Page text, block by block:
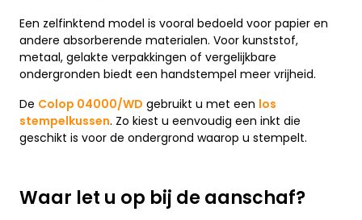
Een zelfinktend model is vooral bedoeld voor papier en
andere absorberende materialen. Voor kunststof,
metaal, gelakte verpakkingen of vergelijkbare
ondergronden biedt een handstempel meer vrijheid.
De Colop 04000/WD gebruikt u met een los
stempelkussen. Zo kiest u eenvoudig een inkt die
geschikt is voor de ondergrond waarop u stempelt.
Waar let u op bij de aanschaf?